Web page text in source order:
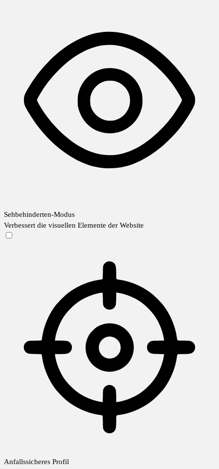
Sehbehinderten-Modus
Verbessert die visuellen Elemente der Website
Anfallssicheres Profil